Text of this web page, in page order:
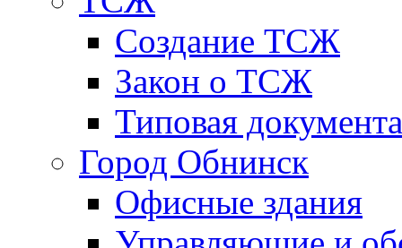
Создание ТСЖ
Закон о ТСЖ
Типовая
Город Обнинск
Офисные здания